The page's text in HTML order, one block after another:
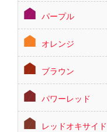
パープル
オレンジ
ブラウン
パワーレッド
レッドオキサイド